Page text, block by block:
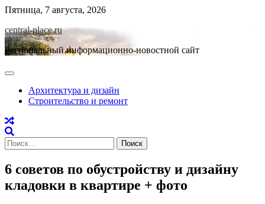
Skip
content
Пятница, 7 августа, 2026
central-place.ru
Региональный информационно-новостной сайт
Архитектура и дизайн
Строительство и ремонт
Найти:
6 советов по обустройству и дизайну
кладовки в квартире + фото